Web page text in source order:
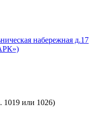
набережная д.17
1019 или 1026)